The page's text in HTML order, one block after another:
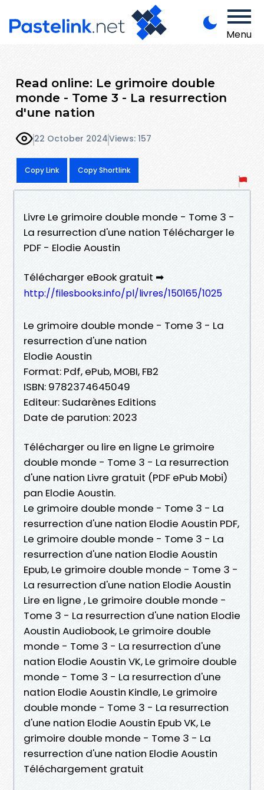
Menu
Read online: Le grimoire double
monde - Tome 3 - La resurrection
d'une nation
22 October 2024Views: 157
Copy Link Copy Shortlink
Livre Le grimoire double monde - Tome 3 -
La resurrection d'une nation Télécharger le
PDF - Elodie Aoustin
Télécharger eBook gratuit ➡
http://filesbooks.info/pl/livres/150165/1025
Le grimoire double monde - Tome 3 - La
resurrection d'une nation
Elodie Aoustin
Format: Pdf, ePub, MOBI, FB2
ISBN: 9782374645049
Editeur: Sudarènes Editions
Date de parution: 2023
Télécharger ou lire en ligne Le grimoire
double monde - Tome 3 - La resurrection
d'une nation Livre gratuit (PDF ePub Mobi)
pan Elodie Aoustin.
Le grimoire double monde - Tome 3 - La
resurrection d'une nation Elodie Aoustin PDF,
Le grimoire double monde - Tome 3 - La
resurrection d'une nation Elodie Aoustin
Epub, Le grimoire double monde - Tome 3 -
La resurrection d'une nation Elodie Aoustin
Lire en ligne , Le grimoire double monde -
Tome 3 - La resurrection d'une nation Elodie
Aoustin Audiobook, Le grimoire double
monde - Tome 3 - La resurrection d'une
nation Elodie Aoustin VK, Le grimoire double
monde - Tome 3 - La resurrection d'une
nation Elodie Aoustin Kindle, Le grimoire
double monde - Tome 3 - La resurrection
d'une nation Elodie Aoustin Epub VK, Le
grimoire double monde - Tome 3 - La
resurrection d'une nation Elodie Aoustin
Téléchargement gratuit